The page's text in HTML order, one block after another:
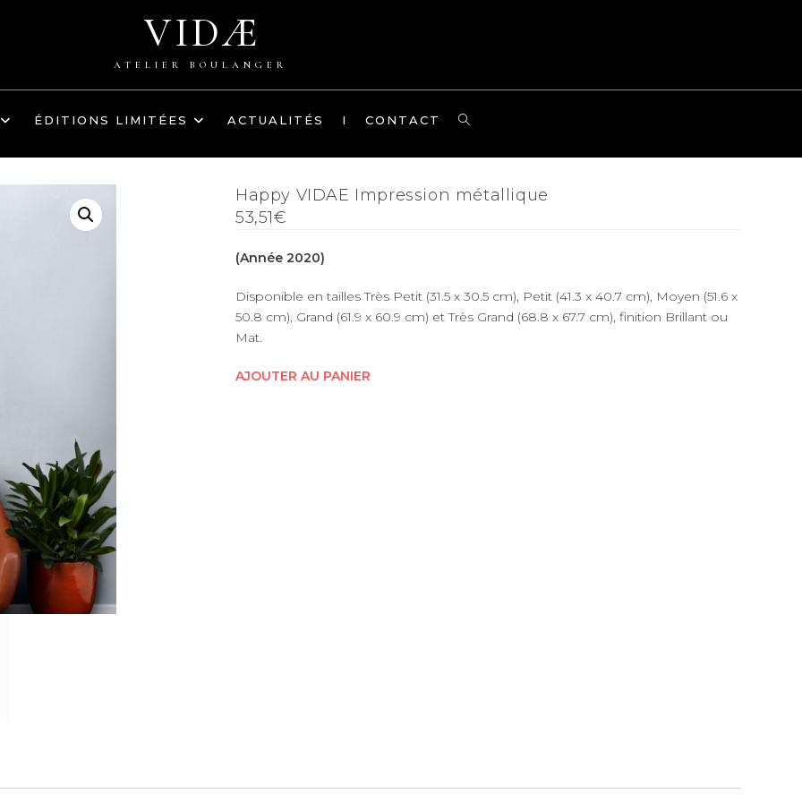
VIDÆ
ATELIER BOULANGER
ÉDITIONS LIMITÉES ACTUALITÉS I CONTACT
TOGGLE
Happy VIDAE Impression métallique
53,51€
(Année 2020)
Disponible en tailles Très Petit (31.5 x 30.5 cm), Petit (41.3 x 40.7 cm), Moyen (51.6 x
50.8 cm), Grand (61.9 x 60.9 cm) et Très Grand (68.8 x 67.7 cm), finition Brillant ou
Mat.
AJOUTER AU PANIER